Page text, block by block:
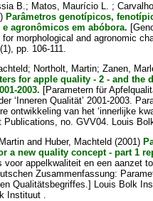
B.; Matos, Maurício L. ;
Parâmetros genotípicos,
agronômicos em abóbora.
morphological and agronomic
pp. 106-111.
; Northolt, Martin;Zanen,
for apple quality - 2 - and the
2003. [Parametern für
‘Inneren Qualität’ 2001-2003.
ontwikkeling van het ‘innerlijke
Publications, no. GVV04. Louis
and Huber, Machteld (2001)
a new quality concept - part 1
voor appelkwaliteit en een aanzet
Zusammenfassung:
Qualitätsbegriffes.] Louis Bolk
Instituut .